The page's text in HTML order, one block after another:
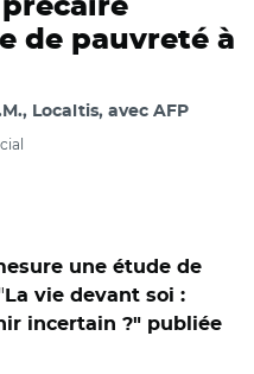
de pauvreté à
Localtis, avec AFP
une étude de
" La vie devant soi :
incertain ?" publiée